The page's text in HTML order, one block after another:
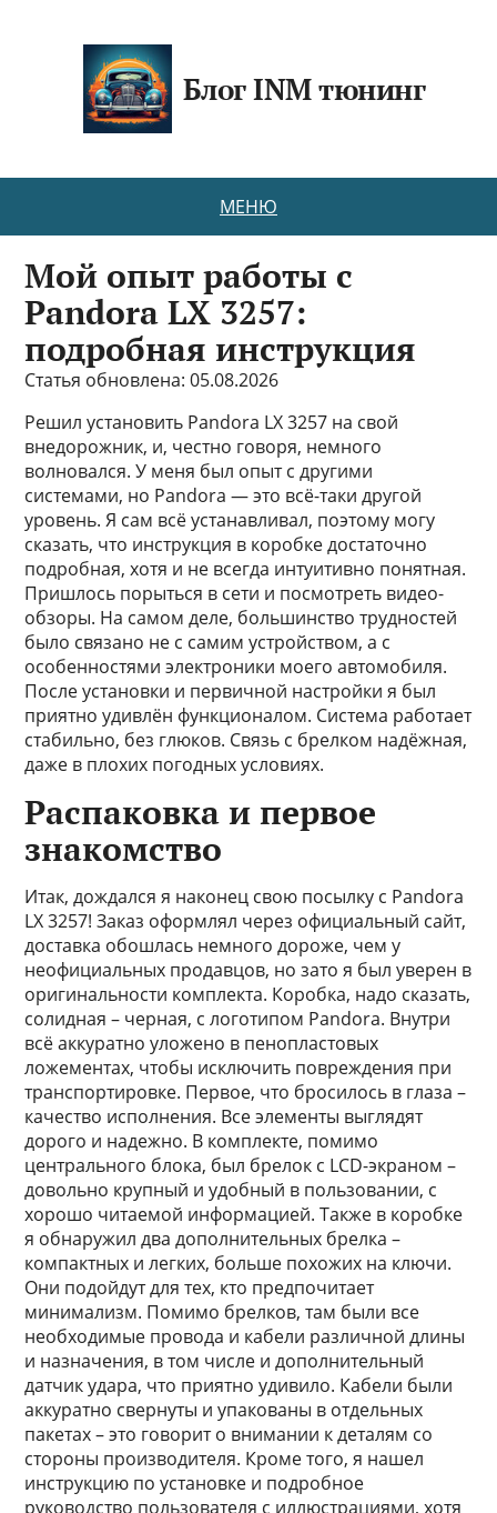
Блог INM тюнинг
МЕНЮ
Мой опыт работы с
Pandora LX 3257:
подробная инструкция
Статья обновлена: 05.08.2026
Решил установить Pandora LX 3257 на свой
внедорожник, и, честно говоря, немного
волновался. У меня был опыт с другими
системами, но Pandora — это всё-таки другой
уровень. Я сам всё устанавливал, поэтому могу
сказать, что инструкция в коробке достаточно
подробная, хотя и не всегда интуитивно понятная.
Пришлось порыться в сети и посмотреть видео-
обзоры. На самом деле, большинство трудностей
было связано не с самим устройством, а с
особенностями электроники моего автомобиля.
После установки и первичной настройки я был
приятно удивлён функционалом. Система работает
стабильно, без глюков. Связь с брелком надёжная,
даже в плохих погодных условиях.
Распаковка и первое
знакомство
Итак, дождался я наконец свою посылку с Pandora
LX 3257! Заказ оформлял через официальный сайт,
доставка обошлась немного дороже, чем у
неофициальных продавцов, но зато я был уверен в
оригинальности комплекта. Коробка, надо сказать,
солидная – черная, с логотипом Pandora. Внутри
всё аккуратно уложено в пенопластовых
ложементах, чтобы исключить повреждения при
транспортировке. Первое, что бросилось в глаза –
качество исполнения. Все элементы выглядят
дорого и надежно. В комплекте, помимо
центрального блока, был брелок с LCD-экраном –
довольно крупный и удобный в пользовании, с
хорошо читаемой информацией. Также в коробке
я обнаружил два дополнительных брелка –
компактных и легких, больше похожих на ключи.
Они подойдут для тех, кто предпочитает
минимализм. Помимо брелков, там были все
необходимые провода и кабели различной длины
и назначения, в том числе и дополнительный
датчик удара, что приятно удивило. Кабели были
аккуратно свернуты и упакованы в отдельных
пакетах – это говорит о внимании к деталям со
стороны производителя. Кроме того, я нашел
инструкцию по установке и подробное
руководство пользователя с иллюстрациями, хотя